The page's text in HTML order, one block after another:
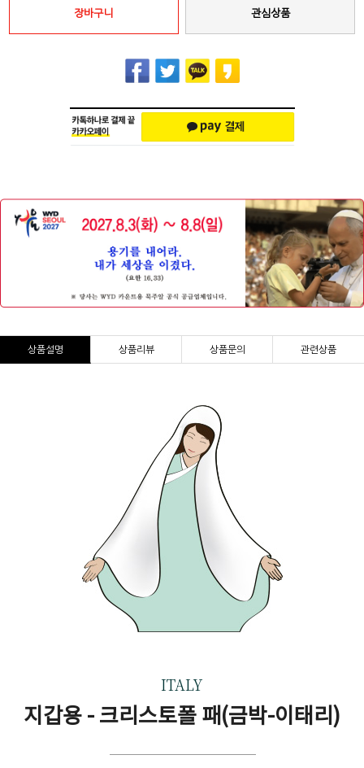
장바구니 관심상품
상품설명 상품리뷰 상품문의 관련상품
ITALY
지갑용 - 크리스토폴 패(금박-이태리)